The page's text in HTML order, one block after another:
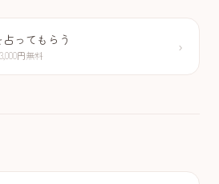
ってもらう
円無料 ›